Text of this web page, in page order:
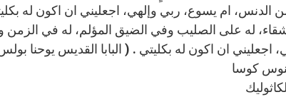
من الدنس، ام يسوع، ربي وإلهي، اجعليني ان اكون له
له على الصليب وفي الضيق المؤلم، له في الزمن وفي
ان اكون له بكليتي . ( البابا القديس يوحنا
كوسا